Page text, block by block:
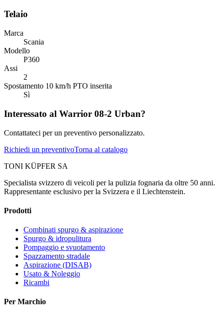
Telaio
Marca
Scania
Modello
P360
Assi
2
Spostamento 10 km/h PTO inserita
Sì
Interessato al Warrior 08-2 Urban?
Contattateci per un preventivo personalizzato.
Richiedi un preventivoTorna al catalogo
TONI KÜPFER SA
Specialista svizzero di veicoli per la pulizia fognaria da oltre 50 anni.
Rappresentante esclusivo per la Svizzera e il Liechtenstein.
Prodotti
Combinati spurgo & aspirazione
Spurgo & idropulitura
Pompaggio e svuotamento
Spazzamento stradale
Aspirazione (DISAB)
Usato & Noleggio
Ricambi
Per Marchio